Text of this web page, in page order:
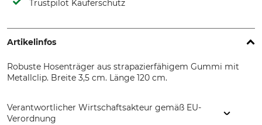
Trustpilot Käuferschutz
Artikelinfos
Robuste Hosenträger aus strapazierfähigem Gummi mit
Metallclip. Breite 3,5 cm. Länge 120 cm.
Verantwortlicher Wirtschaftsakteur gemäß EU-
Verordnung